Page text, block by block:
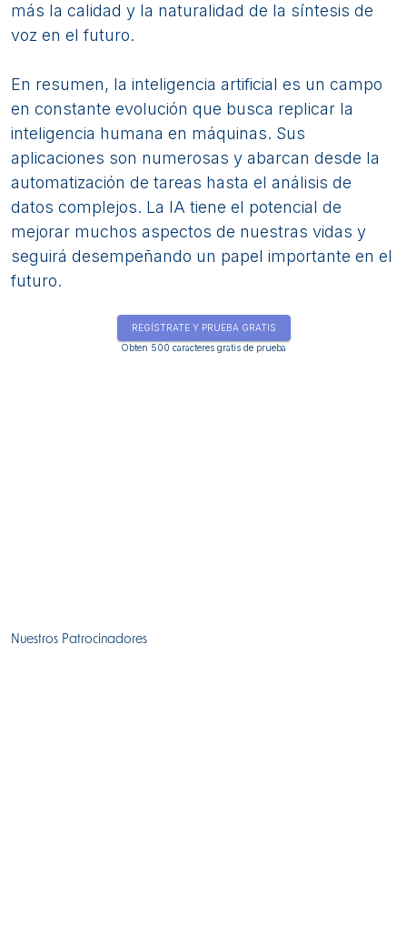
más la calidad y la naturalidad de la síntesis de
voz en el futuro.
En resumen, la inteligencia artificial es un campo
en constante evolución que busca replicar la
inteligencia humana en máquinas. Sus
aplicaciones son numerosas y abarcan desde la
automatización de tareas hasta el análisis de
datos complejos. La IA tiene el potencial de
mejorar muchos aspectos de nuestras vidas y
seguirá desempeñando un papel importante en el
futuro.
REGÍSTRATE Y PRUEBA GRATIS
Obten 500 caracteres gratis de prueba
Nuestros Patrocinadores